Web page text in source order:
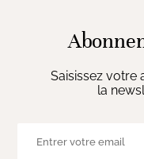
Saisissez votre
la